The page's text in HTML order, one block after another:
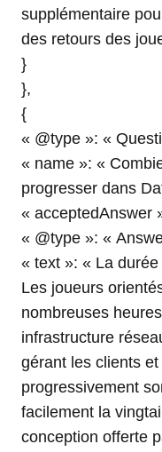
supplémentaire
des retours des
}
},
{
« @type »: «
« name »: «
progresser dans
« acceptedAnswer
« @type »: «
« text »: « La
Les joueurs
nombreuses
infrastructure
gérant les clients
progressivement
facilement la
conception offerte